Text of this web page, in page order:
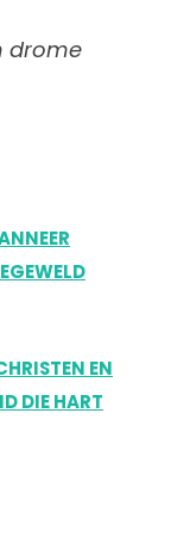
drome
EN
DIE HART